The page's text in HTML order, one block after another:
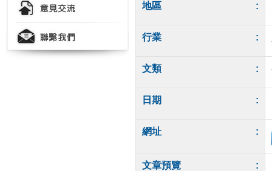
地區 :
行業 :
文類 :
日期 :
網址 :
文章預覽 :